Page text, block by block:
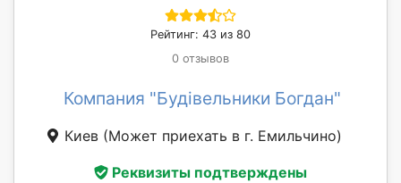
Рейтинг: 43 из 80
0 отзывов
Компания "Будівельники Богдан"
Киев (Может приехать в г. Емильчино)
Реквизиты подтверждены